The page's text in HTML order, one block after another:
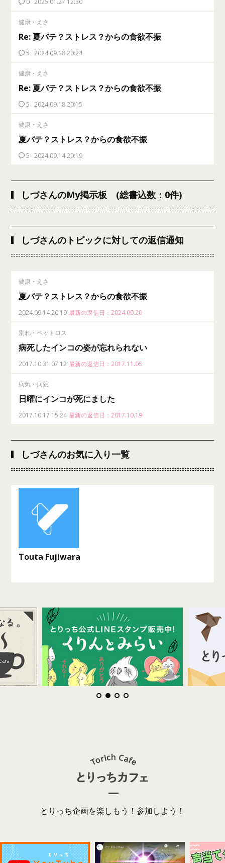
健康・えさ
Re: 夏バテ？ストレス？からの食欲不振
5 2024.09.18 20:24
健康・えさ
Re: 夏バテ？ストレス？からの食欲不振
5 2024.09.18 20:15
健康・えさ
夏バテ？ストレス？からの食欲不振
5 2024.09.14 20:19
しづさんのMy掲示板 (総書込数：0件)
しづさんのトピックに対しての返信通知
健康・えさ
夏バテ？ストレス？からの食欲不振
2024.09.14 20:19 最新の返信日：2024.09.20
別れ・ペットロス
病死したインコの姿が忘れられない
2017.10.31 07:12 最新の返信日：2017.11.05
病気・病院
日曜にインコが死にました
2017.10.17 15:24 最新の返信日：2017.10.19
しづさんのお気に入り一覧
Touta Fujiwara
とりっち企画を楽しもう！参加しよう！